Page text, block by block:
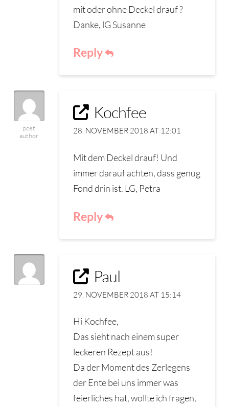
mit oder ohne Deckel drauf ?
Danke, lG Susanne
Reply
post
author
Kochfee
28. NOVEMBER 2018 AT 12:01
Mit dem Deckel drauf! Und
immer darauf achten, dass genug
Fond drin ist. LG, Petra
Reply
Paul
29. NOVEMBER 2018 AT 15:14
Hi Kochfee,
Das sieht nach einem super
leckeren Rezept aus!
Da der Moment des Zerlegens
der Ente bei uns immer was
feierliches hat, wollte ich fragen,